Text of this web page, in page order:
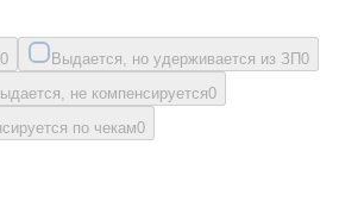
0 Выдается, но удерживается из ЗП0
не компенсируется0
по чекам0